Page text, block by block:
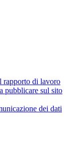
rapporto di lavoro
pubblicare sul sito
dei dati